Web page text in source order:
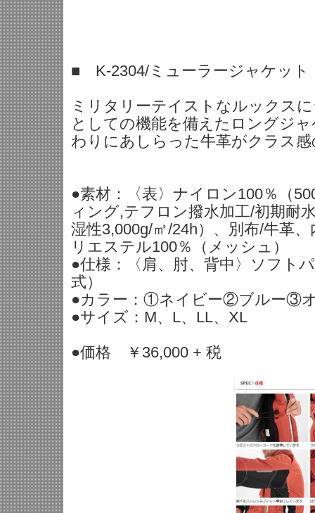
■ K-2304/ミューラージャケット
ミリタリーテイストなルックス
としての機能を備えたロングジ
わりにあしらった牛革がクラス
●素材：〈表〉ナイロン100％（
ィング,テフロン撥水加工/初期耐
湿性3,000g/㎡/24h）、別布/牛革
リエステル100％（メッシュ）
●仕様：〈肩、肘、背中〉ソフト
式）
●カラー：①ネイビー②ブルー③
●サイズ：M、L、LL、XL
●価格 ￥36,000 + 税